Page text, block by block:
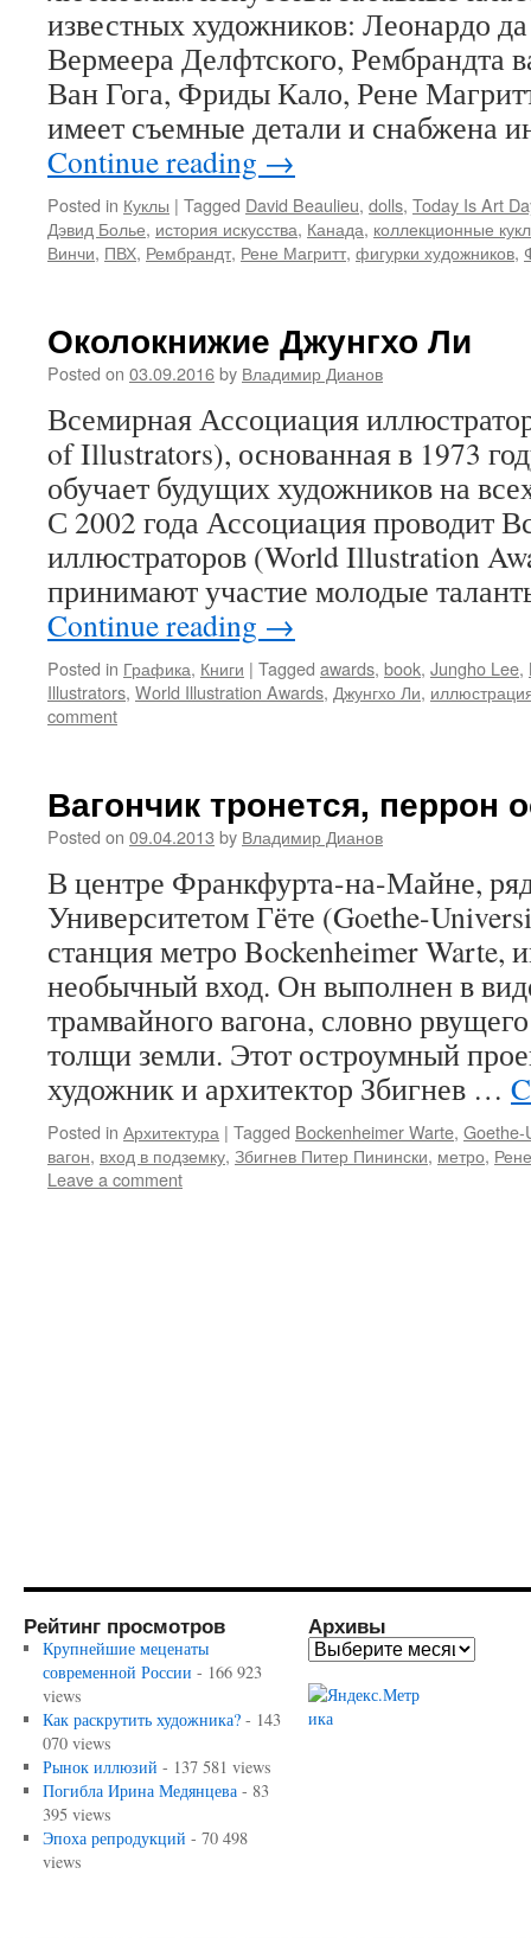
известных художников: Леонардо
Вермеера Делфтского, Рембрандта
Ван Гога, Фриды Кало, Рене
имеет съемные детали и снабжена
Continue reading →
Posted in Куклы | Tagged David Beaulieu, dolls, Today Is Art
Дэвид Болье, история искусства, Канада, коллекционные
Винчи, ПВХ, Рембрандт, Рене Магритт, фигурки художников,
Околокнижие Джунгхо Ли
Posted on 03.09.2016by Владимир Дианов
Всемирная Ассоциация
of Illustrators), основанная в 1973
обучает будущих художников на
С 2002 года Ассоциация проводит
иллюстраторов (World Illustration
принимают участие молодые
Continue reading →
Posted in Графика, Книги | Tagged awards, book, Jungho Lee,
Illustrators, World Illustration Awards, Джунгхо Ли,
comment
Вагончик тронется, перрон
Posted on 09.04.2013 by Владимир Дианов
В центре Франкфурта-на-Майне,
Университетом Гёте (Goethe-
станция метро Bockenheimer Warte,
необычный вход. Он выполнен в
трамвайного вагона, словно
толщи земли. Этот остроумный
художник и архитектор Збигнев …
Posted in Архитектура | Tagged Bockenheimer Warte, Goethe-
вагон, вход в подземку, Збигнев Питер Пинински, метро,
Leave a comment
Рейтинг просмотров
Крупнейшие меценаты
современной России - 166 923
views
Как раскрутить художника?- 143
070 views
Рынок иллюзий - 137 581 views
Погибла Ирина Медянцева- 83
395 views
Эпоха репродукций - 70 498
views
Архивы